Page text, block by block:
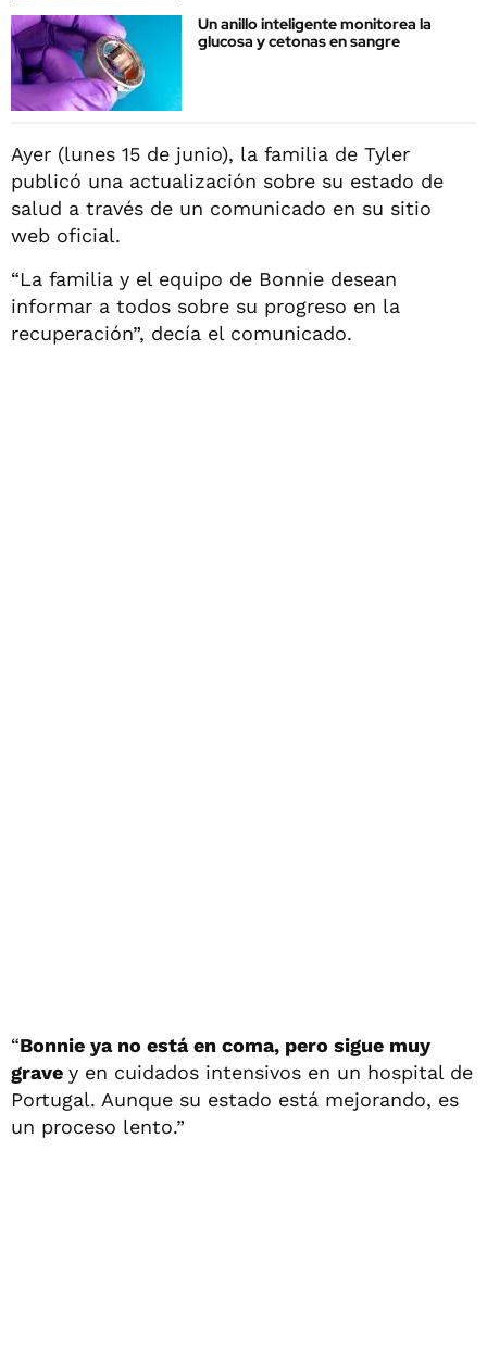
Un anillo inteligente monitorea la
glucosa y cetonas en sangre
Ayer (lunes 15 de junio), la familia de Tyler
publicó una actualización sobre su estado de
salud a través de un comunicado en su sitio
web oficial.
“La familia y el equipo de Bonnie desean
informar a todos sobre su progreso en la
recuperación”, decía el comunicado.
“Bonnie ya no está en coma, pero sigue muy
grave y en cuidados intensivos en un hospital de
Portugal. Aunque su estado está mejorando, es
un proceso lento.”